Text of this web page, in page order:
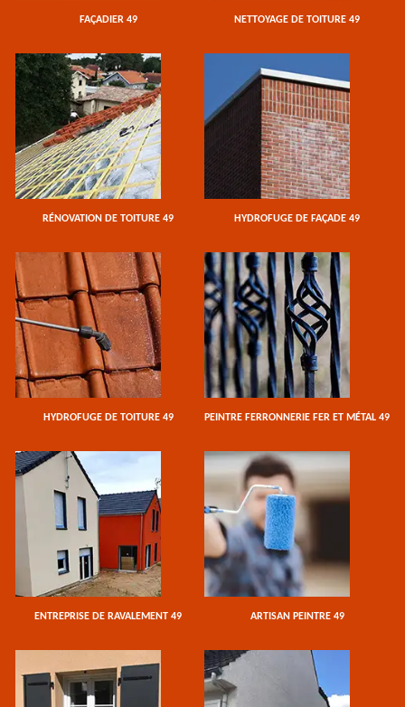
FAÇADIER 49 NETTOYAGE DE TOITURE 49
RÉNOVATION DE TOITURE 49 HYDROFUGE DE FAÇADE 49
HYDROFUGE DE TOITURE 49 PEINTRE FERRONNERIE FER ET MÉTAL 49
ENTREPRISE DE RAVALEMENT 49 ARTISAN PEINTRE 49